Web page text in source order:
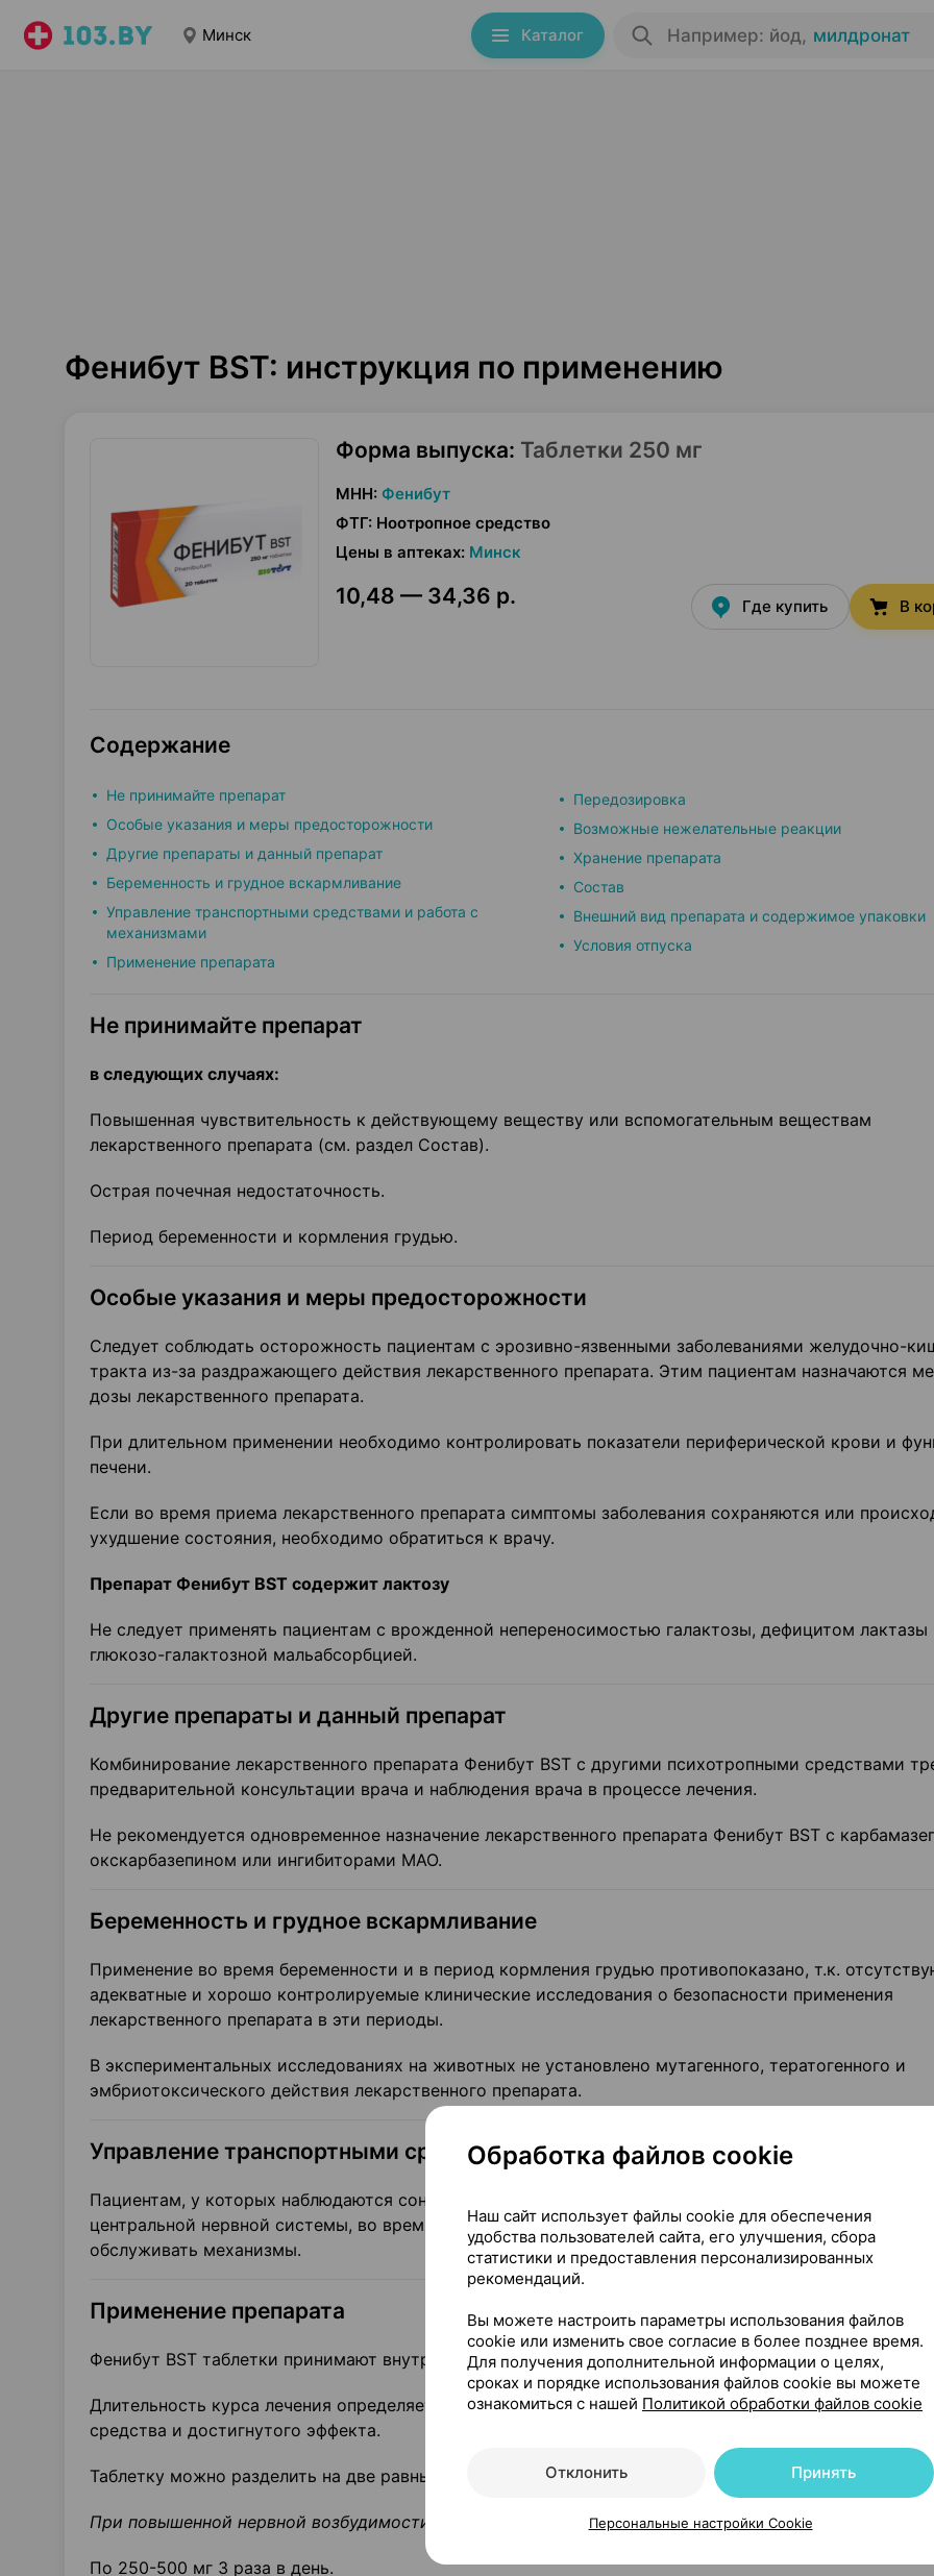
Минск Каталог Например: йод, милдронат
Фенибут BST: инструкция по применению
Форма выпуска: Таблетки 250 мг
МНН: Фенибут
ФТГ: Ноотропное средство
Цены в аптеках: Минск
10,48 — 34,36 р. Где купить В
Содержание
Не принимайте препарат
Особые указания и меры предосторожности
Другие препараты и данный препарат
Беременность и грудное вскармливание
Управление транспортными средствами и работа с
механизмами
Применение препарата
Передозировка
Возможные нежелательные реакции
Хранение препарата
Состав
Внешний вид препарата и содержимое упаковки
Условия отпуска
Не принимайте препарат
в следующих случаях:
Повышенная чувствительность к действующему веществу или вспомогательным веществам
лекарственного препарата (см. раздел Состав).
Острая почечная недостаточность.
Период беременности и кормления грудью.
Особые указания и меры предосторожности
Следует соблюдать осторожность пациентам с эрозивно-язвенными заболеваниями желудочно-
тракта из-за раздражающего действия лекарственного препарата. Этим пациентам назначаются
дозы лекарственного препарата.
При длительном применении необходимо контролировать показатели периферической крови и
печени.
Если во время приема лекарственного препарата симптомы заболевания сохраняются или
ухудшение состояния, необходимо обратиться к врачу.
Препарат Фенибут BST содержит лактозу
Не следует применять пациентам с врожденной непереносимостью галактозы, дефицитом лактазы
глюкозо-галактозной мальабсорбцией.
Другие препараты и данный препарат
Комбинирование лекарственного препарата Фенибут BST с другими психотропными средствами
предварительной консультации врача и наблюдения врача в процессе лечения.
Не рекомендуется одновременное назначение лекарственного препарата Фенибут BST с
окскарбазепином или ингибиторами МАО.
Беременность и грудное вскармливание
Применение во время беременности и в период кормления грудью противопоказано, т.к.
адекватные и хорошо контролируемые клинические исследования о безопасности применения
лекарственного препарата в эти периоды.
В экспериментальных исследованиях на животных не установлено мутагенного, тератогенного и
эмбриотоксического действия лекарственного препарата.
Управление транспортными средствами и работа с механизмами
Пациентам, у которых наблюдаются сонливость, головокружение или другие нарушения со стороны
центральной нервной системы, во время лечения не следует управлять транспортными средствами
обслуживать механизмы.
Применение препарата
Фенибут BST таблетки принимают внутрь после еды, запивая водой.
Длительность курса лечения определяется врачом с учетом заболевания, переносимости
средства и достигнутого эффекта.
Таблетку можно разделить на две равные дозы.
При повышенной нервной возбудимости (неврастения) и нарушениях сна
По 250-500 мг 3 раза в день.
Обработка файлов cookie
Наш сайт использует файлы cookie для обеспечения
удобства пользователей сайта, его улучшения, сбора
статистики и предоставления персонализированных
рекомендаций.
Вы можете настроить параметры использования файлов
cookie или изменить свое согласие в более позднее время.
Для получения дополнительной информации о целях,
сроках и порядке использования файлов cookie вы можете
ознакомиться с нашей Политикой обработки файлов cookie
Отклонить Принять
Персональные настройки Cookie